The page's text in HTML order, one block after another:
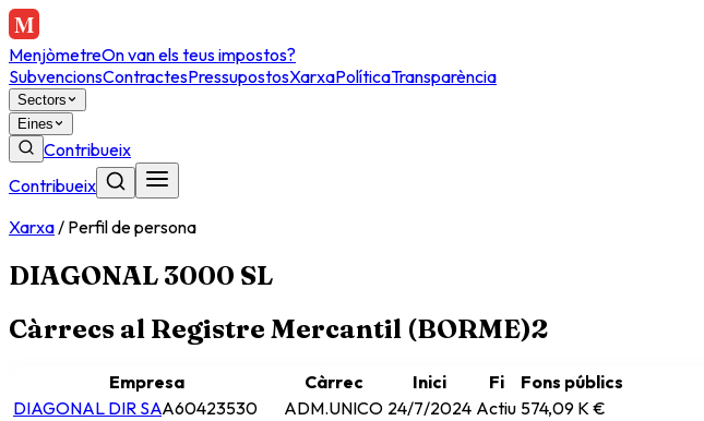
MenjòmetreOn van els teus impostos?
SubvencionsContractesPressupostosXarxaPolíticaTransparència
Sectors
Eines
Contribueix
Contribueix
Xarxa/ Perfil de persona
DIAGONAL 3000 SL
Càrrecs al Registre Mercantil (BORME)2
Empresa Càrrec Inici Fi
Fons públics
DIAGONAL DIR SAA60423530 ADM.UNICO 24/7/2024 Actiu 574,09 K €